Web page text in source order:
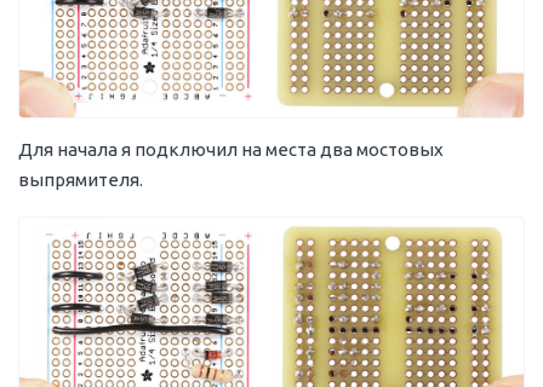
Для начала я подключил на места два мостовых
выпрямителя.